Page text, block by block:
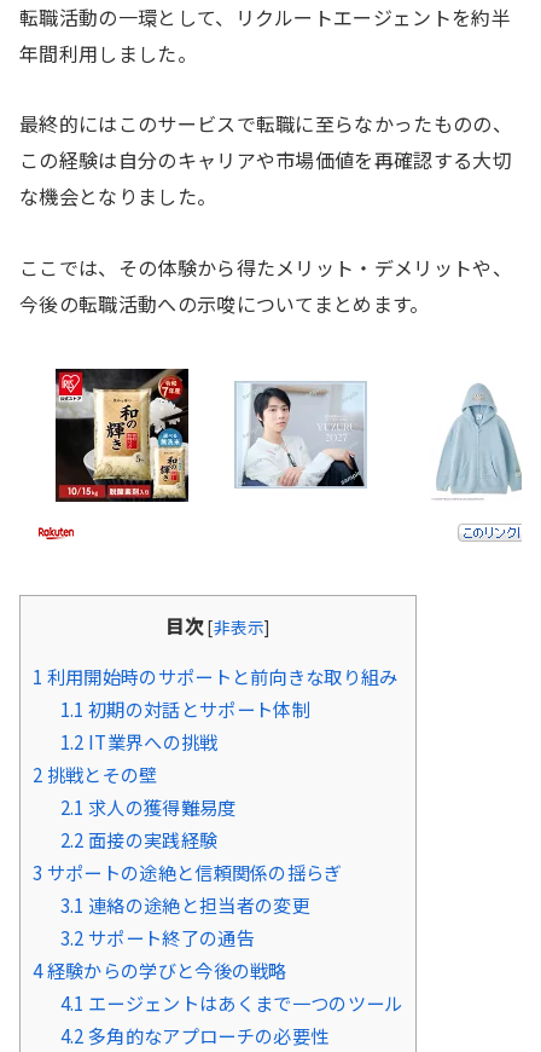
転職活動の一環として、リクルートエージェントを約半
年間利用しました。
最終的にはこのサービスで転職に至らなかったものの、
この経験は自分のキャリアや市場価値を再確認する大切
な機会となりました。
ここでは、その体験から得たメリット・デメリットや、
今後の転職活動への示唆についてまとめます。
目次 [非表示]
1 利用開始時のサポートと前向きな取り組み
1.1 初期の対話とサポート体制
1.2 IT業界への挑戦
2 挑戦とその壁
2.1 求人の獲得難易度
2.2面接の実践経験
3 サポートの途絶と信頼関係の揺らぎ
3.1 連絡の途絶と担当者の変更
3.2サポート終了の通告
4経験からの学びと今後の戦略
4.1 エージェントはあくまで一つのツール
4.2多角的なアプローチの必要性